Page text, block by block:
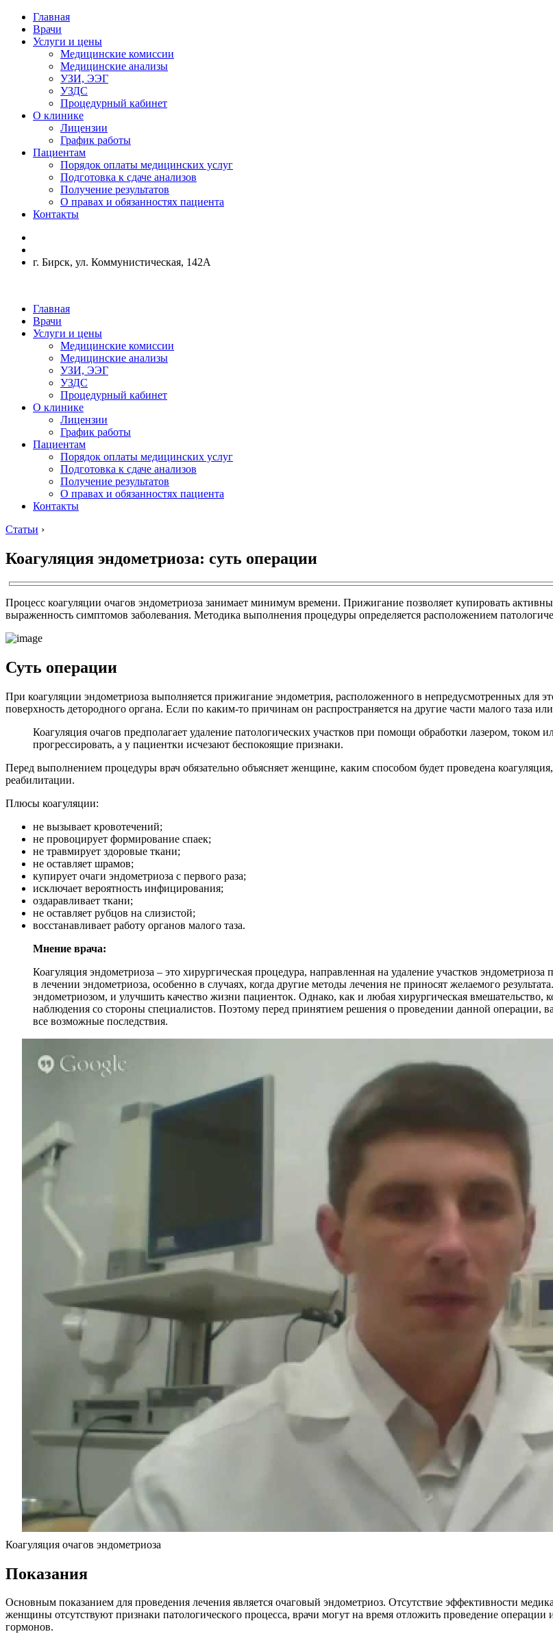
Главная
Врачи
Услуги и цены
Медицинские комиссии
Медицинские анализы
УЗИ, ЭЭГ
УЗДС
Процедурный кабинет
О клинике
Лицензии
График работы
Пациентам
Порядок оплаты медицинских услуг
Подготовка к сдаче анализов
Получение результатов
О правах и обязанностях пациента
Контакты
г. Бирск, ул. Коммунистическая, 142А
Главная
Врачи
Услуги и цены
Медицинские комиссии
Медицинские анализы
УЗИ, ЭЭГ
УЗДС
Процедурный кабинет
О клинике
Лицензии
График работы
Пациентам
Порядок оплаты медицинских услуг
Подготовка к сдаче анализов
Получение результатов
О правах и обязанностях пациента
Контакты
Статьи ›
Коагуляция эндометриоза: cуть операции
Процесс коагуляции очагов эндометриоза занимает минимум времени. Прижигание позволяет купировать
выраженность симптомов заболевания. Методика выполнения процедуры определяется расположением
Суть операции
При коагуляции эндометриоза выполняется прижигание эндометрия, расположенного в непредусмотренных
поверхность детородного органа. Если по каким-то причинам он распространяется на другие части малого таза
Коагуляция очагов предполагает удаление патологических участков при помощи обработки лазером, током
прогрессировать, а у пациентки исчезают беспокоящие признаки.
Перед выполнением процедуры врач обязательно объясняет женщине, каким способом будет проведена
реабилитации.
Плюсы коагуляции:
не вызывает кровотечений;
не провоцирует формирование спаек;
не травмирует здоровые ткани;
не оставляет шрамов;
купирует очаги эндометриоза с первого раза;
исключает вероятность инфицирования;
оздаравливает ткани;
не оставляет рубцов на слизистой;
восстанавливает работу органов малого таза.
Мнение врача:
Коагуляция эндометриоза – это хирургическая процедура, направленная на удаление участков
в лечении эндометриоза, особенно в случаях, когда другие методы лечения не приносят желаемого
эндометриозом, и улучшить качество жизни пациенток. Однако, как и любая хирургическая вмешательство,
наблюдения со стороны специалистов. Поэтому перед принятием решения о проведении данной операции,
все возможные последствия.
Коагуляция очагов эндометриоза
Показания
Основным показанием для проведения лечения является очаговый эндометриоз. Отсутствие эффективности
женщины отсутствуют признаки патологического процесса, врачи могут на время отложить проведение
гормонов.